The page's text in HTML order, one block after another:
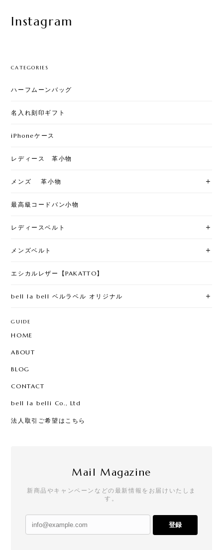
Instagram
CATEGORIES
ハーフムーンバッグ
名入れ刻印ギフト
iPhoneケース
レディース 革小物
メンズ 革小物
最高級コードバン小物
レディースベルト
メンズベルト
エシカルレザー【PAKATTO】
bell la bell ベルラベル オリジナル
GUIDE
HOME
ABOUT
BLOG
CONTACT
bell la belli Co., Ltd
法人取引ご希望はこちら
Mail Magazine
新商品やキャンペーンなどの最新情報をお届けいたしま
す。
登録